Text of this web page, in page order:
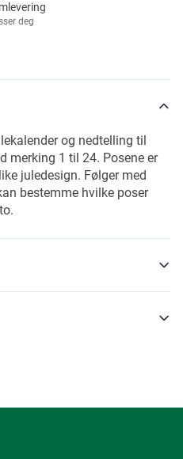
deg
og nedtelling til
merking 1 til 24. Posene er
juledesign. Følger med
bestemme hvilke poser